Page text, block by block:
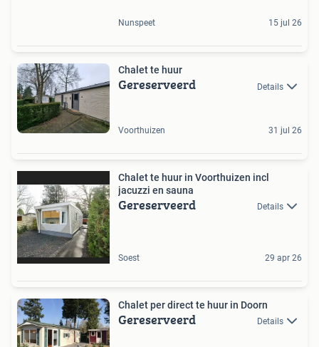
Nunspeet 15 jul 26
Chalet te huur
Gereserveerd Details
Voorthuizen 31 jul 26
Chalet te huur in Voorthuizen incl
jacuzzi en sauna
Gereserveerd Details
Soest 29 apr 26
Chalet per direct te huur in Doorn
Gereserveerd Details